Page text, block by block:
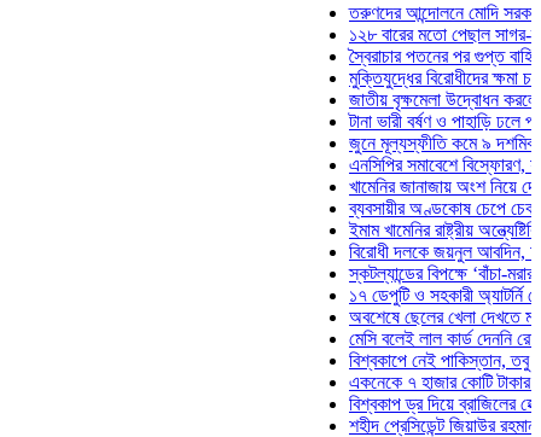
তরুণদের আন্দোলনে মোদি সরকার
১২৮ বারের মতো পেছাল সাগর-রুনি
স্বৈরাচার পতনের পর গুপ্ত বাহিনীর
মুক্তিযুদ্ধের বিরোধীদের ক্ষমা চাইতে
জাতীয় বৃক্ষমেলা উদ্বোধন করলেন
টানা ভারী বর্ষণ ও পাহাড়ি ঢলে
জুনে মূল্যস্ফীতি কমে ৯ দশমিক ১৬
এনসিপির সমাবেশে বিস্ফোরণ,
খামেনির জানাজায় অংশ নিয়ে দেশে
ব্যবসায়ীর অণ্ডকোষ চেপে চেক-
ইমাম খামেনির রাষ্ট্রীয়
বিরোধী দলকে জয়নুল আবদিন,
স্কটল্যান্ডের বিপক্ষে ‘বাঁচা-মরার
১৭ ডেপুটি ও সহকারী অ্যাটর্নি
অবশেষে ছেলের খেলা দেখতে মাঠে
মেসি বলেই লাল কার্ড দেননি রেফারি!
বিশ্বকাপে নেই পাকিস্তান, তবু
একনেকে ৭ হাজার কোটি টাকার ৫
বিশ্বকাপ ড্র দিয়ে ব্রাজিলের হেক্সা
শহীদ প্রেসিডেন্ট জিয়াউর রহমান